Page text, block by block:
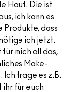
Haut. Die ist
ich kann es
Produkte, dass
ich jetzt.
mich all das,
Make-
Ich trage es z.B.
ihr für euch